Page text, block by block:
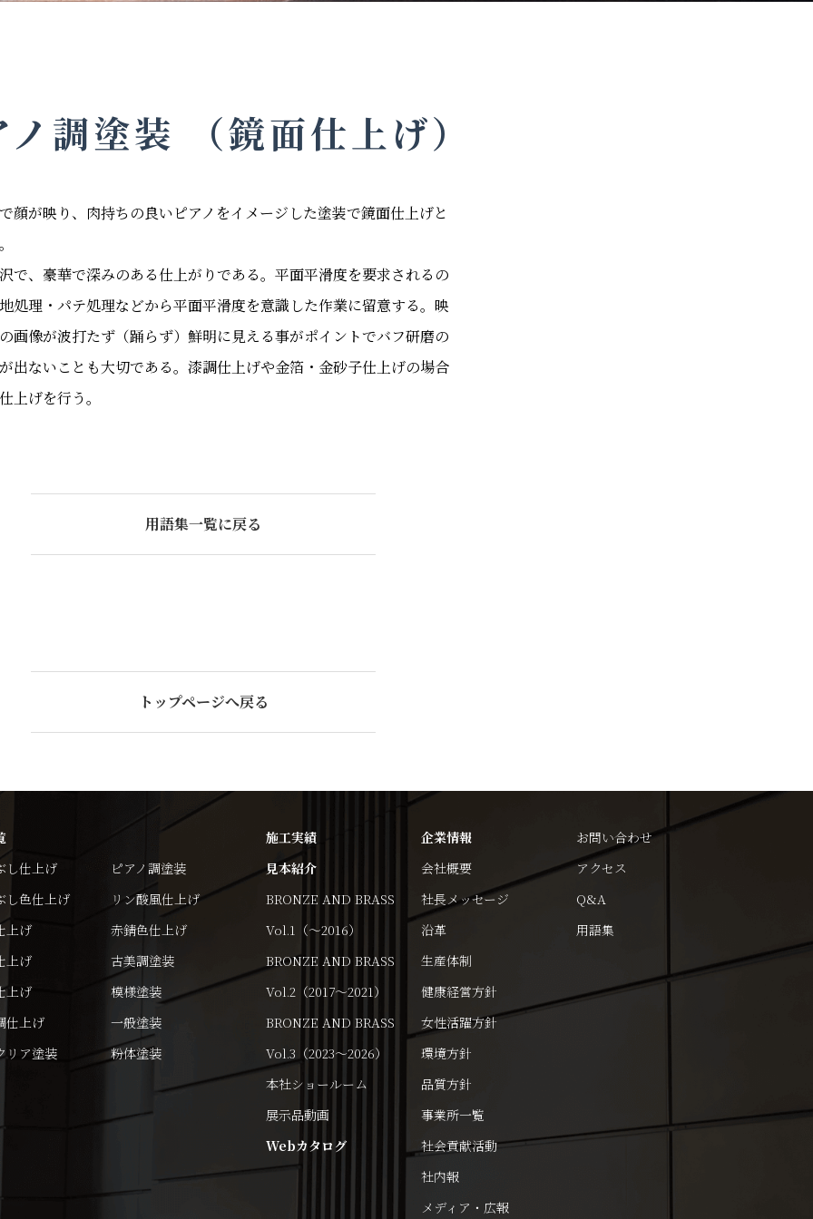
調塗装 （鏡面仕上げ）
顔が映り、肉持ちの良いピアノをイメージした塗装で鏡面仕上げと
で、豪華で深みのある仕上がりである。平面平滑度を要求されるの
処理・パテ処理などから平面平滑度を意識した作業に留意する。映
画像が波打たず（踊らず）鮮明に見える事がポイントでバフ研磨の
出ないことも大切である。漆調仕上げや金箔・金砂子仕上げの場合
上げを行う。
用語集一覧に戻る
トップページへ戻る
し仕上げ
し色仕上げ
上げ
上げ
上げ
仕上げ
リア塗装
ピアノ調塗装
リン酸風仕上げ
赤錆色仕上げ
古美調塗装
模様塗装
一般塗装
粉体塗装
施工実績
見本紹介
BRONZE AND BRASS
Vol.1（～2016）
BRONZE AND BRASS
Vol.2（2017～2021）
BRONZE AND BRASS
Vol.3（2023～2026）
本社ショールーム
展示品動画
Webカタログ
企業情報
会社概要
社長メッセージ
沿革
生産体制
健康経営方針
女性活躍方針
環境方針
品質方針
事業所一覧
社会貢献活動
社内報
メディア・広報
お問い合わせ
アクセス
Q&A
用語集